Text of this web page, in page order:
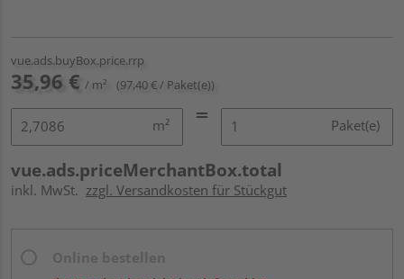
vue.ads.buyBox.price.rrp
35,96 € / m² (97,40 € / Paket(e))
m² Paket(e)
vue.ads.priceMerchantBox.total
inkl. MwSt. zzgl. Versandkosten für Stückgut